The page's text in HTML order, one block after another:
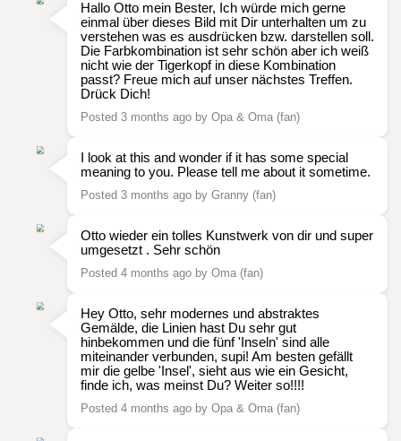
Hallo Otto mein Bester, Ich würde mich gerne
einmal über dieses Bild mit Dir unterhalten um zu
verstehen was es ausdrücken bzw. darstellen soll.
Die Farbkombination ist sehr schön aber ich weiß
nicht wie der Tigerkopf in diese Kombination
passt? Freue mich auf unser nächstes Treffen.
Drück Dich!
Posted 3 months ago by Opa & Oma (fan)
I look at this and wonder if it has some special
meaning to you. Please tell me about it sometime.
Posted 3 months ago by Granny (fan)
Otto wieder ein tolles Kunstwerk von dir und super
umgesetzt . Sehr schön
Posted 4 months ago by Oma (fan)
Hey Otto, sehr modernes und abstraktes
Gemälde, die Linien hast Du sehr gut
hinbekommen und die fünf 'Inseln' sind alle
miteinander verbunden, supi! Am besten gefällt
mir die gelbe 'Insel', sieht aus wie ein Gesicht,
finde ich, was meinst Du? Weiter so!!!!
Posted 4 months ago by Opa & Oma (fan)